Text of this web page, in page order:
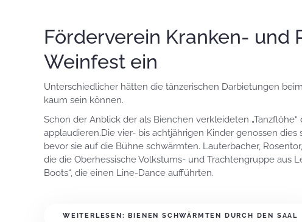
Förderverein Kranken- und
Weinfest ein
Unterschiedlicher hätten die tänzerischen Darbietungen
kaum sein können.
Schon der Anblick der als Bienchen verkleideten
applaudieren.Die vier- bis achtjährigen Kinder genossen
bevor sie auf die Bühne schwärmten. Lauterbacher,
die die Oberhessische Volkstums- und Trachtengruppe aus
Boots“, die einen Line-Dance aufführten.
WEITERLESEN: BIENEN SCHWÄRMTEN DURCH DEN SAAL